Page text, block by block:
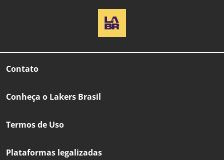
Contato
Conheça o Lakers Brasil
Termos de Uso
Plataformas legalizadas